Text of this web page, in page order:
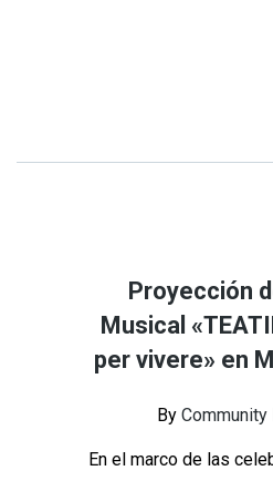
Proyección
Musical
per vivere» en
By Community
En el marco de las